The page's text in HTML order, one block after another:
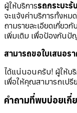
ผู้ให้บริการรถกระบะรั
จะแจ้งค่าบริการทั้งห
ถามรายละเอียดเกี่ยว
เพิ่มเติม เพื่อป้องกันปั
สามารถขอใบเสนอร
ได้แน่นอนครับ! ผู้ให้บ
เพื่อให้คุณสามารถเปรี
คำถามที่พบบ่อยเกี่